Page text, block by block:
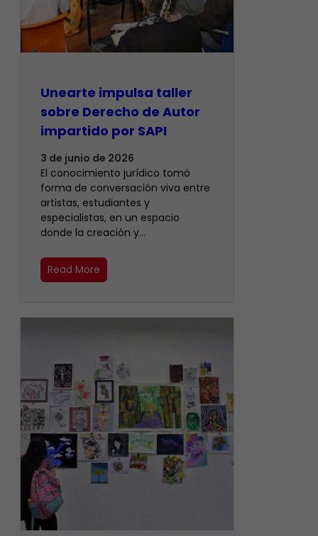
Unearte impulsa taller
sobre Derecho de Autor
impartido por SAPI
3 de junio de 2026
El conocimiento jurídico tomó
forma de conversación viva entre
artistas, estudiantes y
especialistas, en un espacio
donde la creación y…
Read More